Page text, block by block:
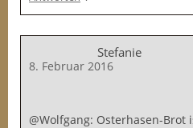
Stefanie
8. Februar 2016
@Wolfgang: Osterhasen-Brot